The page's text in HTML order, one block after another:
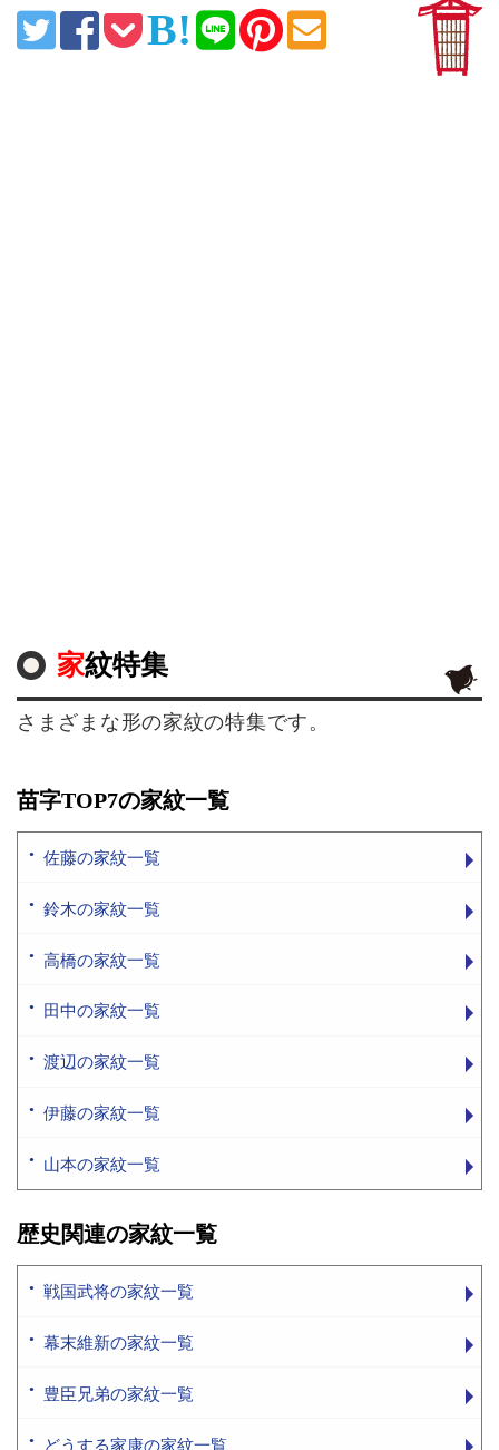
家紋特集
さまざまな形の家紋の特集です。
苗字TOP7の家紋一覧
佐藤の家紋一覧
鈴木の家紋一覧
高橋の家紋一覧
田中の家紋一覧
渡辺の家紋一覧
伊藤の家紋一覧
山本の家紋一覧
歴史関連の家紋一覧
戦国武将の家紋一覧
幕末維新の家紋一覧
豊臣兄弟の家紋一覧
どうする家康の家紋一覧